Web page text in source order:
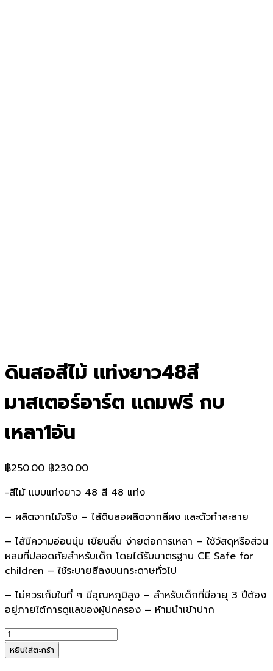
ดินสอสีไม้ แท่งยาว48สี
มาสเตอร์อาร์ต แถมฟรี กบ
เหลา1อัน
฿250.00 Original
was:
฿250.00.
฿230.00Current
is:
฿230.00.
-สีไม้ แบบแท่งยาว 48 สี 48 แท่ง
– ผลิตจากไม้จริง – ไส้ดินสอผลิตจากสีผง และตัวทำละลาย
– ไส้มีความอ่อนนุ่ม เขียนลื่น ง่ายต่อการเหลา – ใช้วัสดุหรือส่วน
ผสมที่ปลอดภัยสำหรับเด็ก โดยได้รับมาตรฐาน CE Safe for
children – ใช้ระบายสีลงบนกระดาษทั่วไป
– ไม่ควรเก็บในที่ ๆ มีอุณหภูมิสูง – สำหรับเด็กที่มีอายุ 3 ปีต้อง
อยู่ภายใต้การดูแลของผู้ปกครอง – ห้ามนำเข้าปาก
จำนวน
ดินสอ
สี
หยิบใส่ตะกร้า